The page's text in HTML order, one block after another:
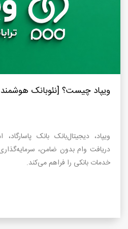
ویپاد چیست؟ [نئوبانک هوشمند
ویپاد، دیجیتال‌بانک بانک
دریافت وام بدون ضامن،
خدمات بانکی را فراهم می‌کند.